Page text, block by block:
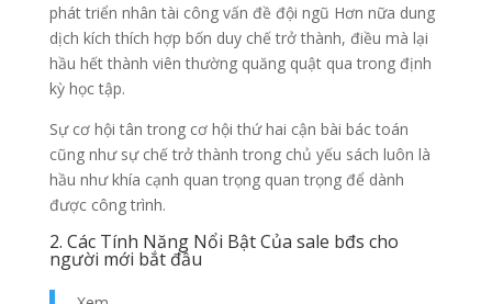
phát triển nhân tài công vấn đề đội ngũ Hơn nữa dung
dịch kích thích hợp bốn duy chế trở thành, điều mà lại
hầu hết thành viên thường quăng quật qua trong định
kỳ học tập.
Sự cơ hội tân trong cơ hội thứ hai cận bài bác toán
cũng như sự chế trở thành trong chủ yếu sách luôn là
hầu như khía cạnh quan trọng quan trọng để dành
được công trình.
2. Các Tính Năng Nổi Bật Của sale bđs cho
người mới bắt đầu